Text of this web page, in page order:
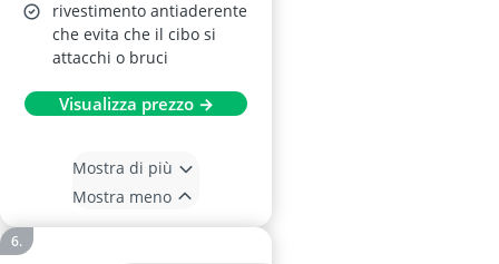
rivestimento antiaderente
che evita che il cibo si
attacchi o bruci
Visualizza prezzo →
Mostra di più
Mostra meno